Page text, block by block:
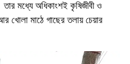
মধ্যে অধিকাংশই কৃষিজীবী ও
খোলা মাঠে গাছের তলায় চেয়ার